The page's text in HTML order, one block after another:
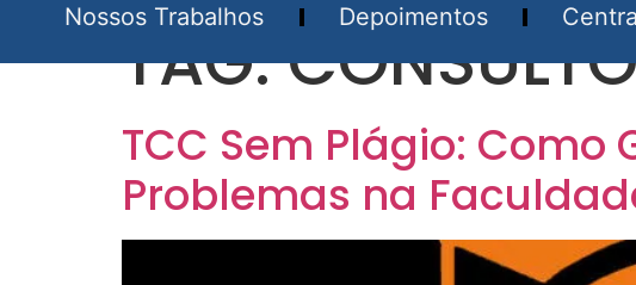
Nossos Trabalhos
Depoimentos
TAG:
TCC Sem Plágio:
Problemas na